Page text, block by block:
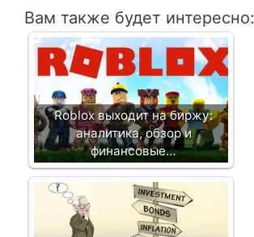
ц
и
и
Вам также будет интересно:
Roblox выходит на биржу:
аналитика, обзор и
финансовые…